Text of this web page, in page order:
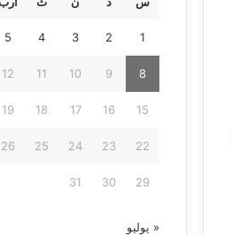
1
2
3
4
5
8
9
10
11
12
15
16
17
18
19
22
23
24
25
26
29
30
31
« يوليو